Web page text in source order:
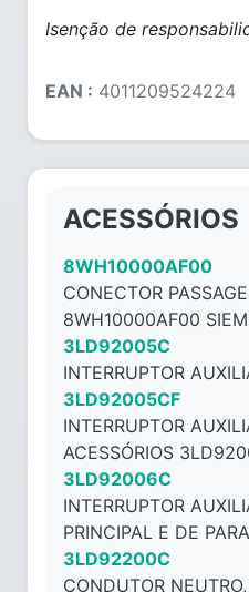
Isenção de
EAN : 4011209524224
ACESSÓRIOS
8WH10000AF00
CONECTOR
8WH10000AF00
3LD92005C
INTERRUPTOR
3LD92005CF
INTERRUPTOR
ACESSÓRIOS
3LD92006C
INTERRUPTOR
PRINCIPAL E DE
3LD92200C
CONDUTOR